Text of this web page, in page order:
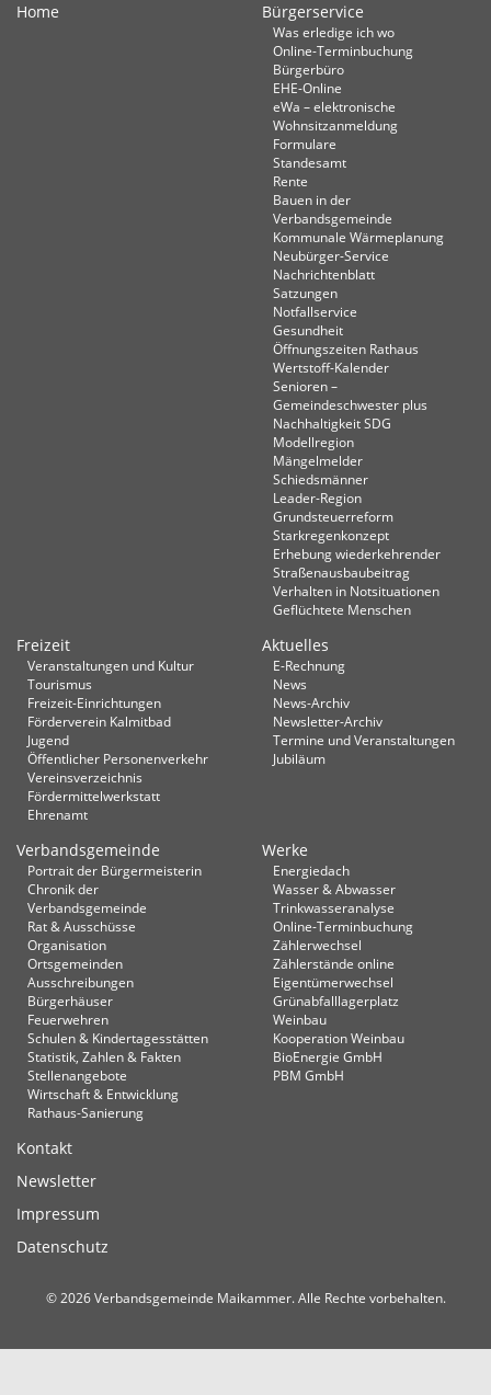
Home Bürgerservice
Was erledige ich wo
Online-Terminbuchung
Bürgerbüro
EHE-Online
eWa – elektronische
Wohnsitzanmeldung
Formulare
Standesamt
Rente
Bauen in der
Verbandsgemeinde
Kommunale Wärmeplanung
Neubürger-Service
Nachrichtenblatt
Satzungen
Notfallservice
Gesundheit
Öffnungszeiten Rathaus
Wertstoff-Kalender
Senioren –
Gemeindeschwester plus
Nachhaltigkeit SDG
Modellregion
Mängelmelder
Schiedsmänner
Leader-Region
Grundsteuerreform
Starkregenkonzept
Erhebung wiederkehrender
Straßenausbaubeitrag
Verhalten in Not­situationen
Geflüchtete Menschen
Freizeit
Veranstaltungen und Kultur
Tourismus
Freizeit-Einrichtungen
Förderverein Kalmitbad
Jugend
Öffentlicher Personenverkehr
Vereinsverzeichnis
Fördermittelwerkstatt
Ehrenamt
Aktuelles
E-Rechnung
News
News-Archiv
Newsletter-Archiv
Termine und Veranstaltungen
Jubiläum
Verbandsgemeinde
Portrait der Bürgermeisterin
Chronik der
Verbandsgemeinde
Rat & Ausschüsse
Organisation
Ortsgemeinden
Ausschreibungen
Bürgerhäuser
Feuerwehren
Schulen & Kindertagesstätten
Statistik, Zahlen & Fakten
Stellenangebote
Wirtschaft & Entwicklung
Rathaus-Sanierung
Werke
Energiedach
Wasser & Abwasser
Trinkwasseranalyse
Online-Terminbuchung
Zählerwechsel
Zählerstände online
Eigentümerwechsel
Grünabfalllagerplatz
Weinbau
Kooperation Weinbau
BioEnergie GmbH
PBM GmbH
Kontakt
Newsletter
Impressum
Datenschutz
© 2026 Verbandsgemeinde Maikammer. Alle Rechte vorbehalten.